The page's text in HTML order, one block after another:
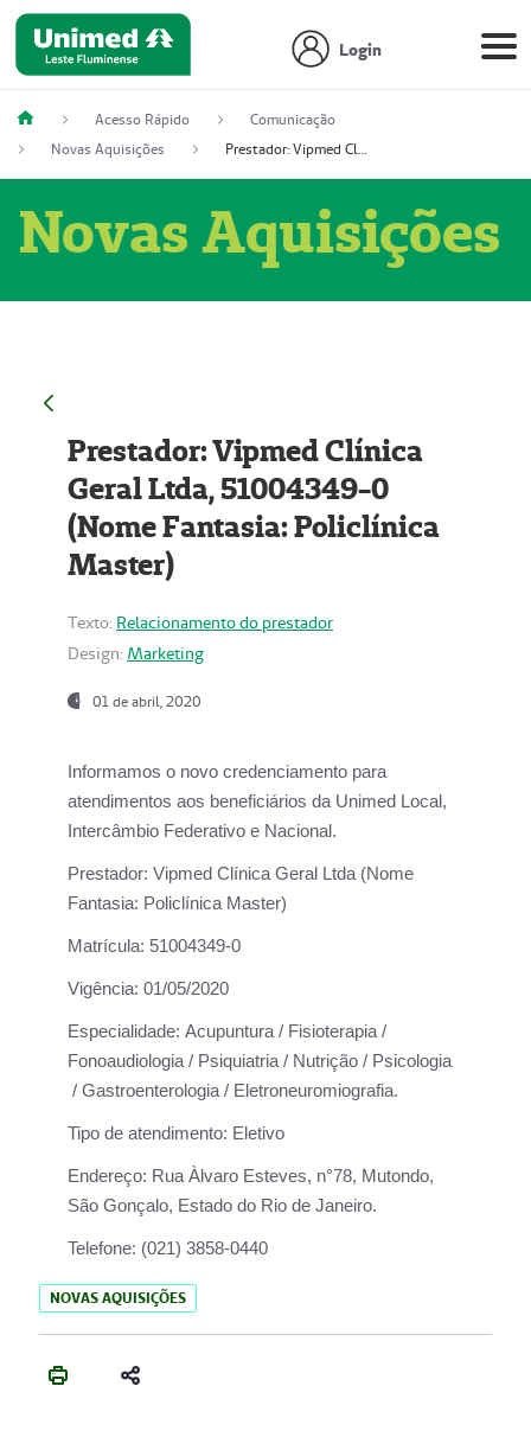
Login
Acesso Rápido
Comunicação
Novas Aquisições
Prestador: Vipmed Clínica Geral Ltda, 51004349-0 (Nome Fantasia: Policlínica Master)
Novas Aquisições
Prestador: Vipmed Clínica
Geral Ltda, 51004349-0
(Nome Fantasia: Policlínica
Master)
Texto: Relacionamento do prestador
Design: Marketing
01 de abril, 2020
Informamos o novo credenciamento para
atendimentos aos beneficiários da Unimed Local,
Intercâmbio Federativo e Nacional.
Prestador: Vipmed Clínica Geral Ltda (Nome
Fantasia: Policlínica Master)
Matrícula: 51004349-0
Vigência: 01/05/2020
Especialidade: Acupuntura / Fisioterapia /
Fonoaudiologia / Psiquiatria / Nutrição / Psicologia
/ Gastroenterologia / Eletroneuromiografia.
Tipo de atendimento: Eletivo
Endereço: Rua Àlvaro Esteves, n°78, Mutondo,
São Gonçalo, Estado do Rio de Janeiro.
Telefone: (021) 3858-0440
NOVAS AQUISIÇÕES